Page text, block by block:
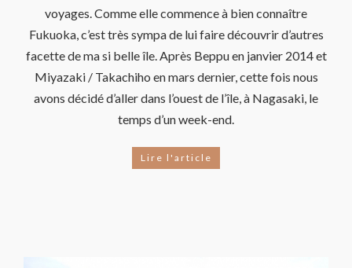
voyages. Comme elle commence à bien connaître
Fukuoka, c’est très sympa de lui faire découvrir d’autres
facette de ma si belle île. Après Beppu en janvier 2014 et
Miyazaki / Takachiho en mars dernier, cette fois nous
avons décidé d’aller dans l’ouest de l’île, à Nagasaki, le
temps d’un week-end.
Lire l'article